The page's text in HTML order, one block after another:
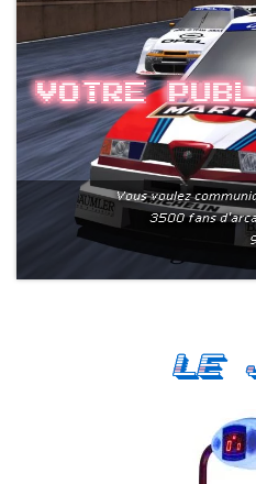
Votre
Vous voulez
3500 fans
Le